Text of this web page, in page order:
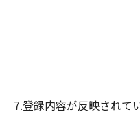
7.登録内容が反映されて